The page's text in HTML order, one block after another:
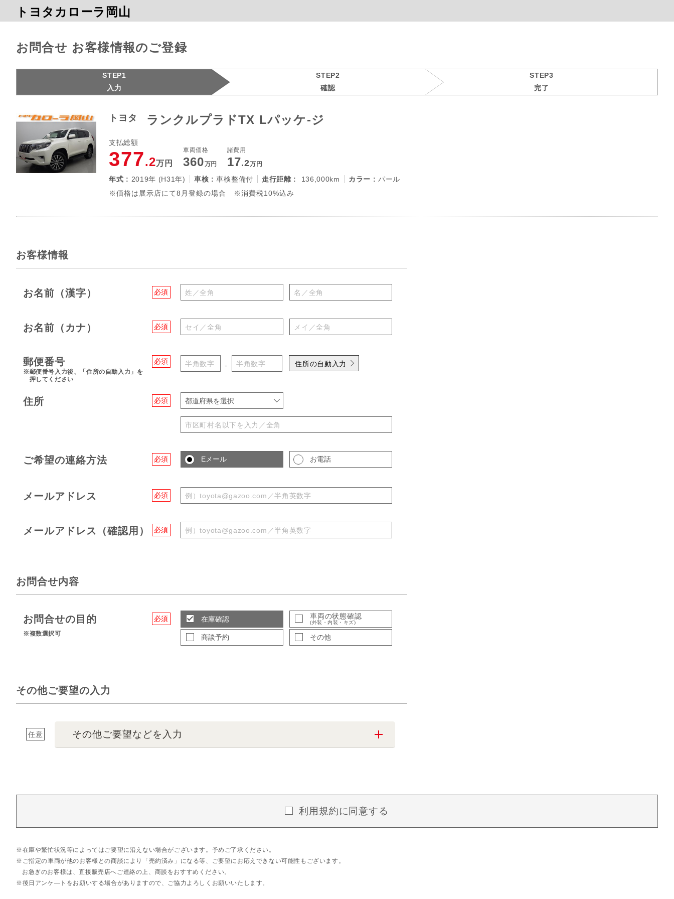
トヨタカローラ岡山
お問合せ お客様情報のご登録
STEP1
入力
STEP2
確認
STEP3
完了
トヨタ ランクルプラドTX Lパッケ-ジ
支払総額
377.2万円
車両価格
360万円
諸費用
17.2万円
年式 : 2019年 (H31年) 車検 :車検整備付 走行距離 : 136,000km カラー :パール
※価格は展示店にて8月登録の場合 ※消費税10%込み
お客様情報
必須
お名前（漢字）
必須
お名前（カナ）
必須
郵便番号
※郵便番号入力後、「住所の自動入力」を
押してください
- 住所の自動入力
必須
住所 都道府県を選択
必須
ご希望の連絡方法 Eメール お電話
必須
メールアドレス
必須
メールアドレス（確認用）
お問合せ内容
必須
お問合せの目的
※複数選択可
在庫確認 車両の状態確認
(外装・内装・キズ)
商談予約 その他
その他ご要望の入力
任意 その他ご要望などを入力
利用規約に同意する
在庫や繁忙状況等によってはご要望に沿えない場合がございます。予めご了承ください。
ご指定の車両が他のお客様との商談により「売約済み」になる等、ご要望にお応えできない可能性もございます。
お急ぎのお客様は、直接販売店へご連絡の上、商談をおすすめください。
後日アンケ―トをお願いする場合がありますので、ご協力よろしくお願いいたします。